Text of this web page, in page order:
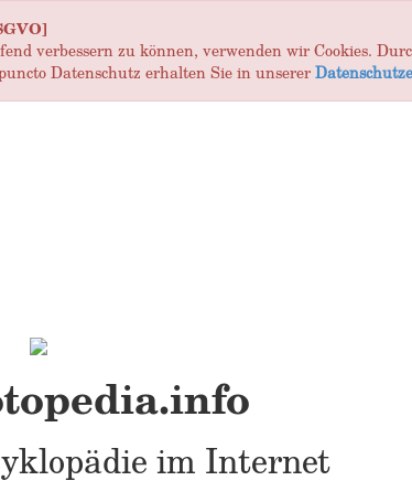
verbessern zu können, verwenden wir Cookies.
Datenschutz erhalten Sie in unserer
im Internet